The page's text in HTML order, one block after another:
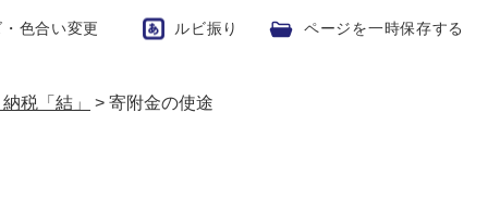
色合い変更 ルビ振り ページを一時保存する
税「結」 > 寄附金の使途